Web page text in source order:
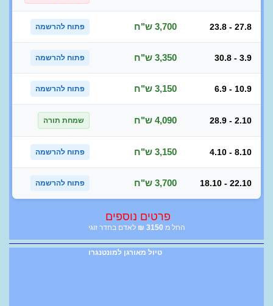
23.8 - 27.8 3,700 ש"ח פתוח להרשמה
30.8 - 3.9 3,350 ש"ח פתוח להרשמה
6.9 - 10.9 3,150 ש"ח פתוח להרשמה
28.9 - 2.10 4,090 ש"ח שמחת תורה
4.10 - 8.10 3,150 ש"ח פתוח להרשמה
18.10 - 22.10 3,700 ש"ח פתוח להרשמה
פרטים נוספים
החל מ 3150
₪ לאדם בחדר זוגי
טיול מאורגן למונטנגרו